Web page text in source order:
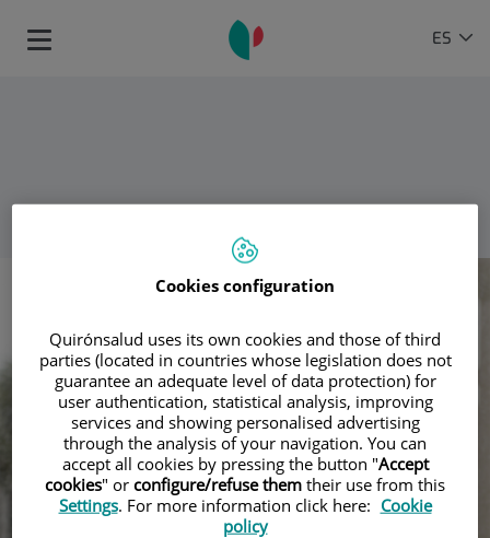
IDIOMA
ES
Toggle
Cookies configuration
Quirónsalud uses its own cookies and those of third
parties (located in countries whose legislation does not
guarantee an adequate level of data protection) for
user authentication, statistical analysis, improving
services and showing personalised advertising
through the analysis of your navigation. You can
accept all cookies by pressing the button "Accept
cookies" or configure/refuse them their use from this
Settings. For more information click here: Cookie
policy